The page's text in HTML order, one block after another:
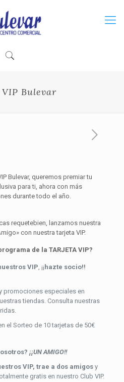
Bulevar
Bulevar, queremos premiar tu
para ti, ahora con más
durante todo el año.
requetebien, lanzamos nuestra
con nuestra tarjeta VIP.
de la TARJETA VIP?
VIP, ¡¡ hazte socio!!
promociones especiales en
tiendas. Consulta nuestras
el Sorteo de 10 tarjetas de 50€
¡¡UN AMIGO!!
VIP, trae a dos amigosy
gratis en nuestro Club VIP.